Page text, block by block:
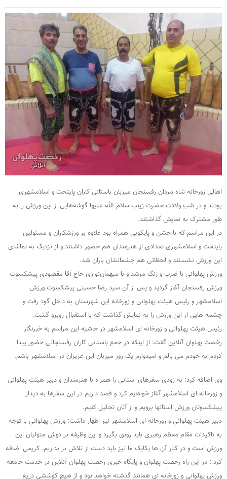
اهالی زورخانه شاه مردان رفسنجان میزبان باستانی کاران پایتخت و اسلامشهری
بودند و در شب ولادت حضرت زینب سلام الله علیها گوشه‌هایی از این ورزش را به
طور مشترک به نمایش گذاشتند.
در این مراسم که با جشن و پایکوبی همراه بود علاوه بر ورزشکاران و مسئولین
پایتخت و اسلامشهری تعدادی از هنرمندان هم حضور داشتند و از نزدیک به تماشای
این ورزش نشستند و لحظاتی هم چشمانشان باران شد.
ورزش پهلوانی با ضرب و زنگ مرشد و با میهمان‌نوازی حاج آقا مقصودی پیشکسوت
ورزش رفسنجان آغاز گردید و پس از آن سید رضا حسینی پیشکسوت ورزش
اسلامشهر و رئیس هیئت پهلوانی و زورخانه این شهرستان به داخل گود رفت و
چشمه هایی از این ورزش را به نمایش گذاشت که با استقبال روبرو گشت.
رئیس هیئت پهلوانی و زورخانه ای اسلامشهر در حاشیه این مراسم به خبرنگار
رخصت پهلوان آنلاین گفت: از اینکه در جمع باستانی کاران رفسنجانی حضور پیدا
کردم به خودم می بالم و امیدوارم یک روز میزبان این عزیزان در اسلامشهر باشم.
وی اضافه کرد: به زودی سفرهای استانی را همراه با هنرمندان و دبیر هیئت پهلوانی
و زورخانه ای اسلامشهر آغاز خواهیم کرد و قصد داریم در این سفرها به دیدار
پیشکسوتان ورزش استانها برویم و از آنان تجلیل کنیم.
دبیر هیئت پهلوانی و زورخانه ای اسلامشهر نیز اظهار داشت: ورزش پهلوانی با توجه
به تاکیدات مقام معظم رهبری باید رونق بگیرد و این وظیفه بر دوش متولیان این
ورزش است و در کنار آن ها یکایک ما نیز باید دست از تلاش بر نداریم. کریمی اضافه
کرد : در این راه رخصت پهلوان و پایگاه خبری رخصت پهلوان آنلاین در خدمت جامعه
ورزش پهلوانی و زورخانه ای همانند گذشته خواهد بود و از هیچ کوششی دریغ